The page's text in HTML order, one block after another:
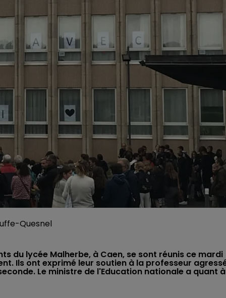
Quesnel
du lycée Malherbe, à Caen, se sont réunis ce mardi
Ils ont exprimé leur soutien à la professeur
Le ministre de l'Education nationale a quant à